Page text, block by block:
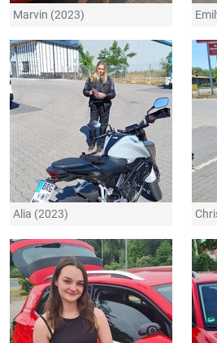
Marvin (2023)
Alia (2023)